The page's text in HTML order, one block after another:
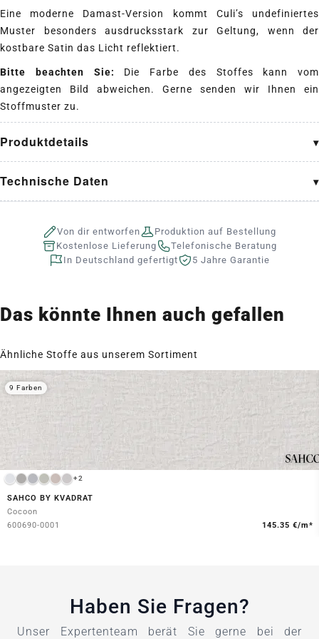
Eine moderne Damast-Version kommt Culi’s undefiniertes
Muster besonders ausdrucksstark zur Geltung, wenn der
kostbare Satin das Licht reflektiert.
Bitte beachten Sie: Die Farbe des Stoffes kann vom
angezeigten Bild abweichen. Gerne senden wir Ihnen ein
Stoffmuster zu.
Produktdetails
Technische Daten
Von dir entworfen
Produktion auf Bestellung
Kostenlose Lieferung
Telefonische Beratung
In Deutschland gefertigt
5 Jahre Garantie
Das könnte Ihnen auch gefallen
Ähnliche Stoffe aus unserem Sortiment
+2
SAHCO BY KVADRAT
Cocoon
600690-0001
145.35 €/m*
9 Farben
Haben Sie Fragen?
Unser Expertenteam berät Sie gerne bei der